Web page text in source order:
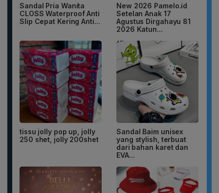
Sandal Pria Wanita
CLOSS Waterproof Anti
Slip Cepat Kering Anti...
New 2026 Pamelo.id
Setelan Anak 17
Agustus Dirgahayu 81
2026 Katun...
tissu jolly pop up, jolly
250 shet, jolly 200shet
Sandal Baim unisex
yang stylish, terbuat
dari bahan karet dan
EVA...